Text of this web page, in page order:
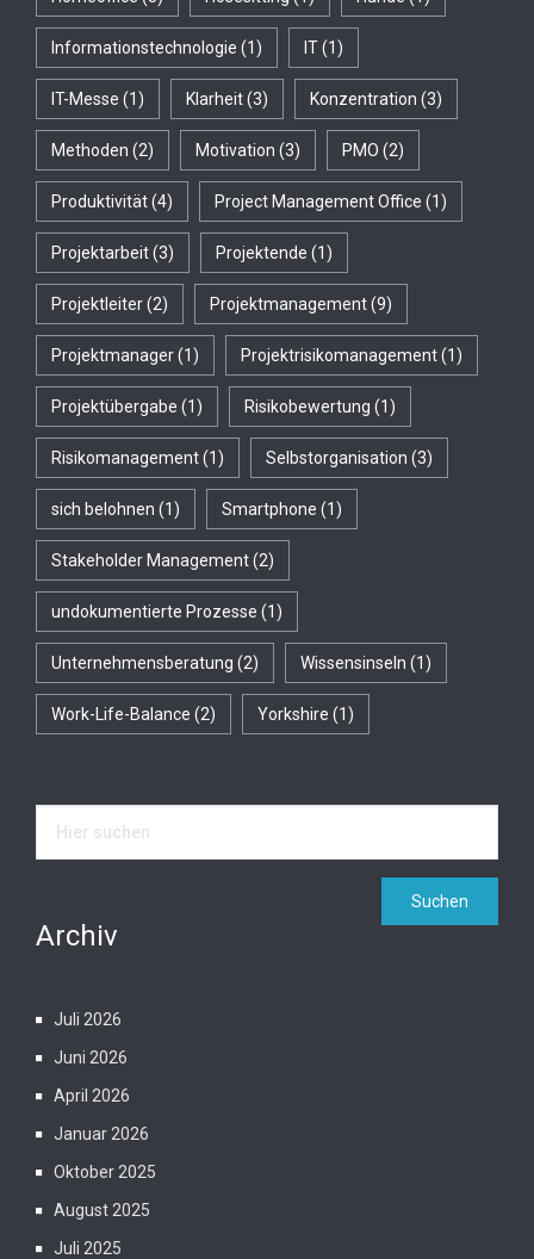
Informationstechnologie (1) IT(1)
IT-Messe (1) Klarheit(3) Konzentration (3)
Methoden (2) Motivation (3) PMO (2)
Produktivität(4) Project Management Office (1)
Projektarbeit(3) Projektende (1)
Projektleiter(2) Projektmanagement(9)
Projektmanager(1) Projektrisikomanagement(1)
Projektübergabe (1) Risikobewertung (1)
Risikomanagement(1) Selbstorganisation (3)
sich belohnen (1) Smartphone (1)
Stakeholder Management(2)
undokumentierte Prozesse (1)
Unternehmensberatung (2) Wissensinseln (1)
Work-Life-Balance (2) Yorkshire (1)
Archiv
Juli 2026
Juni 2026
April 2026
Januar 2026
Oktober 2025
August 2025
Juli 2025